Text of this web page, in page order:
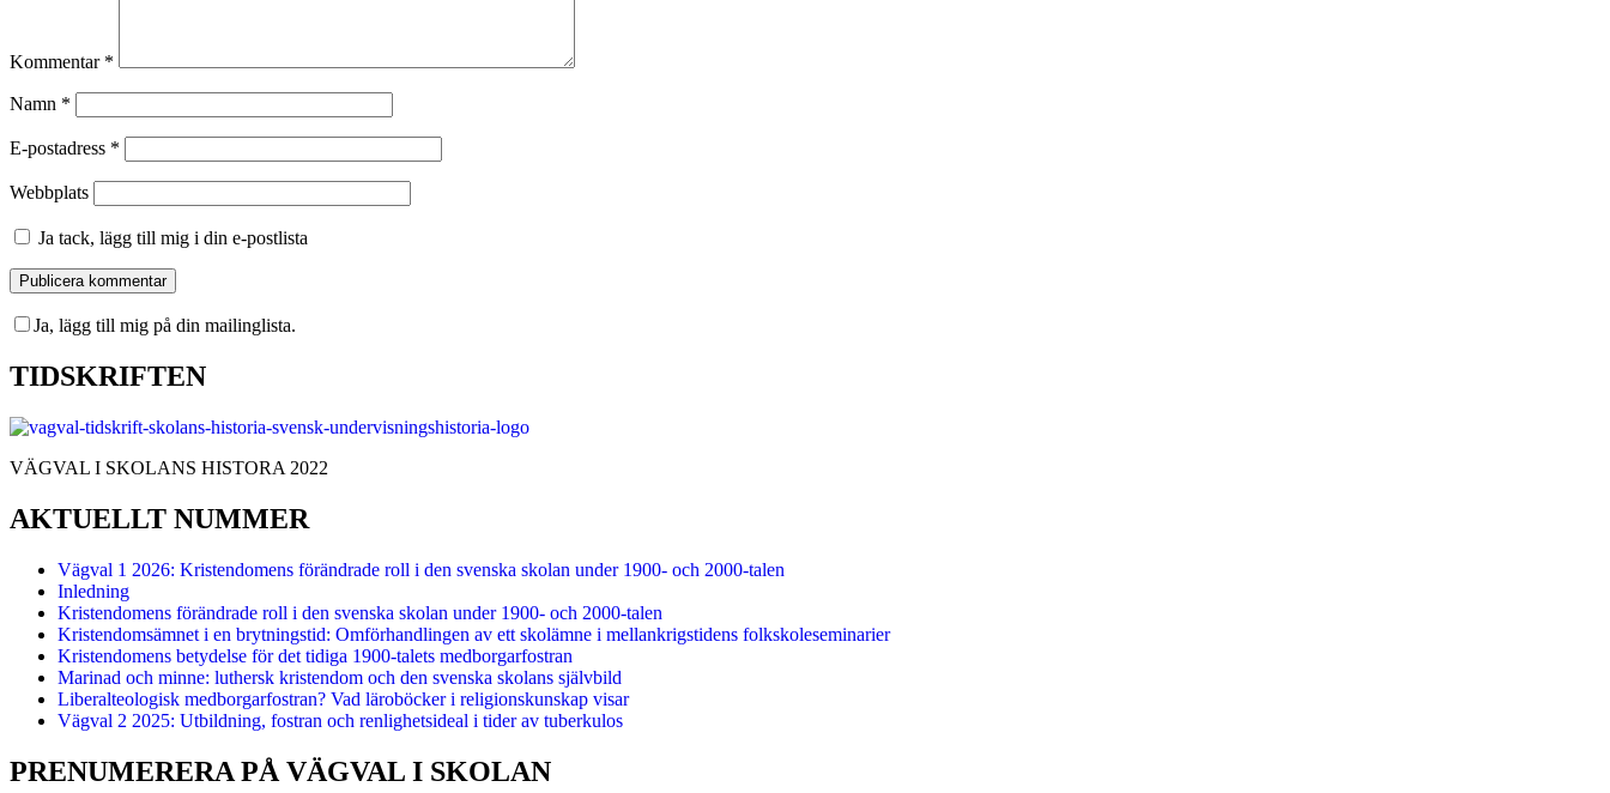
Kommentar *
Namn *
E-postadress *
Webbplats
Ja tack, lägg till mig i din e-postlista
Ja, lägg till mig på din mailinglista.
TIDSKRIFTEN
VÄGVAL I SKOLANS HISTORA 2022
AKTUELLT NUMMER
Vägval 1 2026: Kristendomens förändrade roll i den svenska skolan under 1900- och 2000-talen
Inledning
Kristendomens förändrade roll i den svenska skolan under 1900- och 2000-talen
Kristendomsämnet i en brytningstid: Omförhandlingen av ett skolämne i mellankrigstidens folkskoleseminarier
Kristendomens betydelse för det tidiga 1900-talets medborgarfostran
Marinad och minne: luthersk kristendom och den svenska skolans självbild
Liberalteologisk medborgarfostran? Vad läroböcker i religionskunskap visar
Vägval 2 2025: Utbildning, fostran och renlighetsideal i tider av tuberkulos
PRENUMERERA PÅ VÄGVAL I SKOLAN